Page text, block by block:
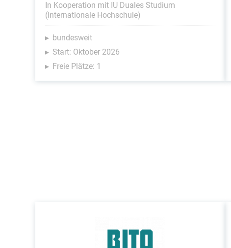
In Kooperation mit IU Duales Studium
(Internationale Hochschule)
bundesweit
Start: Oktober 2026
Freie Plätze: 1